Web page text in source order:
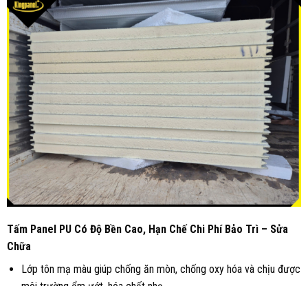
Tấm Panel PU Có Độ Bền Cao, Hạn Chế Chi Phí Bảo Trì – Sửa
Chữa
Lớp tôn mạ màu giúp chống ăn mòn, chống oxy hóa và chịu được